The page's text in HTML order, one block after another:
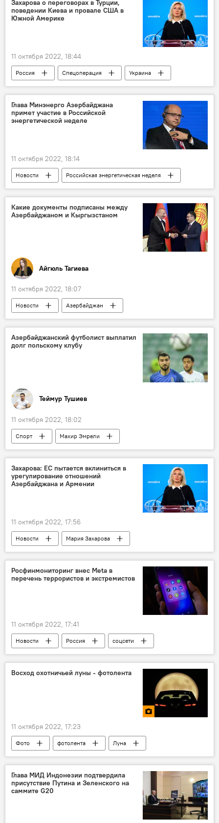
Захарова о переговорах в Турции,
поведении Киева и провале США в
Южной Америке
11 октября 2022, 18:44
Россия Спецоперация
Украина
Политика
Министерство иностранных дел РФ
Мария Захарова
США
Глава Минэнерго Азербайджана
примет участие в Российской
энергетической неделе
11 октября 2022, 18:14
Новости
Российская энергетическая неделя
Парвиз Шахбазов
Азербайджан
Какие документы подписаны между
Азербайджаном и Кыргызстаном
Айгюль Тагиева
11 октября 2022, 18:07
Новости
Азербайджан
Кыргызстан
документы
Ильхам Алиев
Экономика
Азербайджанский футболист выплатил
долг польскому клубу
Теймур Тушиев
11 октября 2022, 18:02
Спорт
Махир Эмрели
Сборная Азербайджана по футболу
ФК "Легия"
ФИФА
Захарова: ЕС пытается вклиниться в
урегулирование отношений
Азербайджана и Армении
11 октября 2022, 17:56
Новости
Мария Захарова
Азербайджан
Армения
Урегулирование
ЕС
Росфинмониторинг внес Meta в
перечень террористов и экстремистов
11 октября 2022, 17:41
Новости Россия
соцсети
терроризм
Экстремизм
Восход охотничьей луны - фотолента
11 октября 2022, 17:23
Фото фотолента
Луна
Полнолуние
Глава МИД Индонезии подтвердила
присутствие Путина и Зеленского на
саммите G20